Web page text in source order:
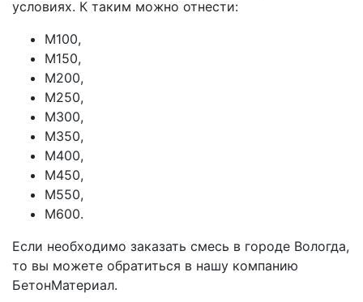
условиях. К таким можно отнести:
М100,
М150,
М200,
М250,
М300,
М350,
М400,
М450,
М550,
М600.
Если необходимо заказать смесь в городе Вологда,
то вы можете обратиться в нашу компанию
БетонМатериал.